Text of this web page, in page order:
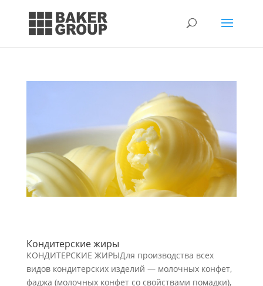
Кондитерские жиры
КОНДИТЕРСКИЕ ЖИРЫДля производства всех
видов кондитерских изделий — молочных конфет,
фаджа (молочных конфет со свойствами помадки),